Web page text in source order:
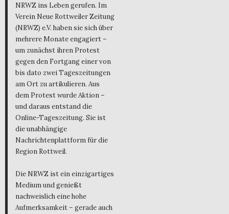
NRWZ ins Leben gerufen. Im
Verein Neue Rottweiler Zeitung
(NRWZ) e.V. haben sie sich über
mehrere Monate engagiert –
um zunächst ihren Protest
gegen den Fortgang einer von
bis dato zwei Tageszeitungen
am Ort zu artikulieren. Aus
dem Protest wurde Aktion –
und daraus entstand die
Online-Tageszeitung. Sie ist
die unabhängige
Nachrichtenplattform für die
Region Rottweil.
Die NRWZ ist ein einzigartiges
Medium und genießt
nachweislich eine hohe
Aufmerksamkeit – gerade auch